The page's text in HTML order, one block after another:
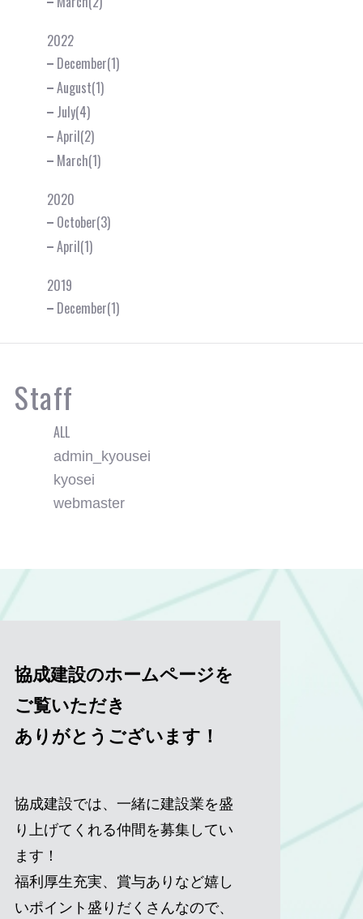
2022
December(1)
August(1)
July(4)
April(2)
March(1)
2020
October(3)
April(1)
2019
December(1)
Staff
ALL
admin_kyousei
kyosei
webmaster
協成建設のホームページを
ご覧いただき
ありがとうございます！
協成建設では、一緒に建設業を盛
り上げてくれる仲間を募集してい
ます！
福利厚生充実、賞与ありなど嬉し
いポイント盛りだくさんなので、